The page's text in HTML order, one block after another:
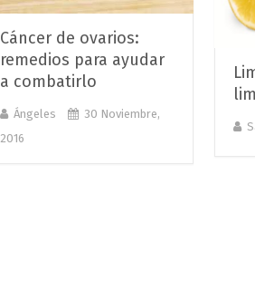
Cáncer de ovarios:
remedios para ayudar
a combatirlo
Ángeles
30 Noviembre,
2016